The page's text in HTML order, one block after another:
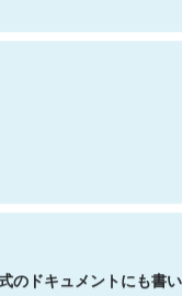
のドキュメントにも書い
事に珍しく、非常に正